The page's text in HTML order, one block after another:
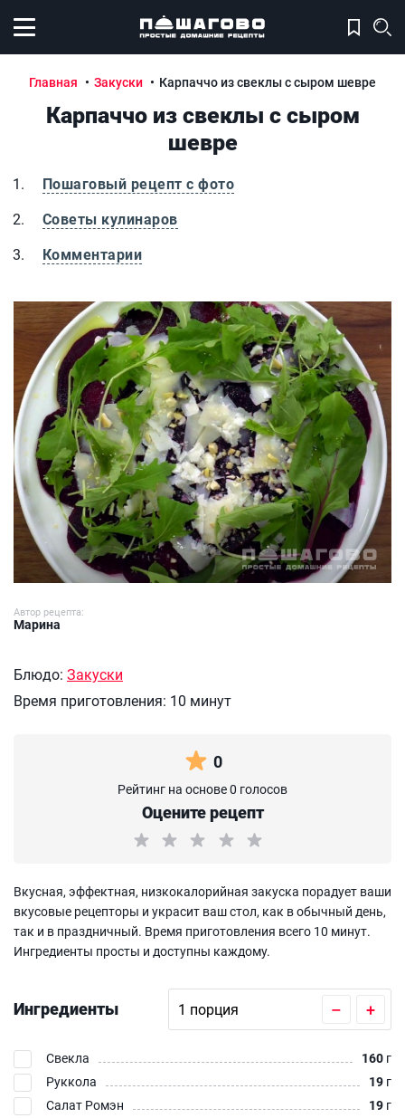
Открыть меню
Главная Закуски Карпаччо из свеклы с сыром шевре
Карпаччо из свеклы с сыром
шевре
Пошаговый рецепт с фото
Советы кулинаров
Комментарии
Карпаччо из свеклы с сыром шевре
Автор рецепта:
Марина
Блюдо: Закуски
Время приготовления: 10 минут
0
Рейтинг на основе 0 голосов
Оцените рецепт
Вкусная, эффектная, низкокалорийная закуска порадует ваши
вкусовые рецепторы и украсит ваш стол, как в обычный день,
так и в праздничный. Время приготовления всего 10 минут.
Ингредиенты просты и доступны каждому.
Ингредиенты – +
Свекла 160 г
Руккола
19 г
Салат Ромэн
19 г